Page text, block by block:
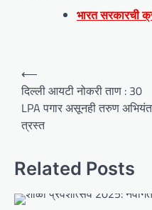
भारत सरकारची
o
n
a
v
⟵
दिल्ली आयटी नोकरी ताण : 30
LPA पगार असूनही तरुण
त्रस्त
Related Posts